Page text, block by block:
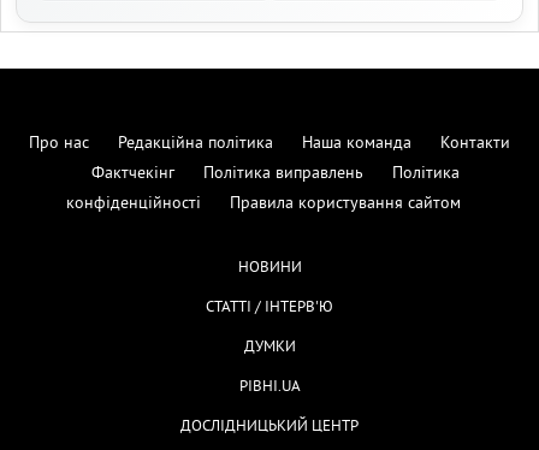
Про нас Редакційна політика Наша команда
Контакти
Фактчекінг
Політика виправлень
Політика
конфіденційності
Правила користування сайтом
НОВИНИ
СТАТТІ / ІНТЕРВ'Ю
ДУМКИ
РІВНІ.UA
ДОСЛІДНИЦЬКИЙ ЦЕНТР